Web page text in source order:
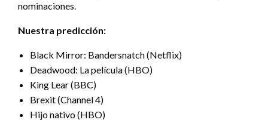
nominaciones.
Nuestra predicción:
Black Mirror: Bandersnatch (Netflix)
Deadwood: La película (HBO)
King Lear (BBC)
Brexit (Channel 4)
Hijo nativo (HBO)